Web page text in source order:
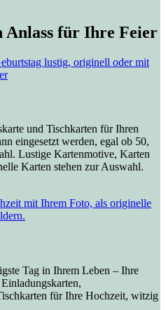
Anlass für Ihre Feier
und Tischkarten für Ihren
eingesetzt werden, egal ob 50,
Lustige Kartenmotive, Karten
Karten stehen zur Auswahl.
Tag in Ihrem Leben – Ihre
für Ihre Hochzeit, witzig